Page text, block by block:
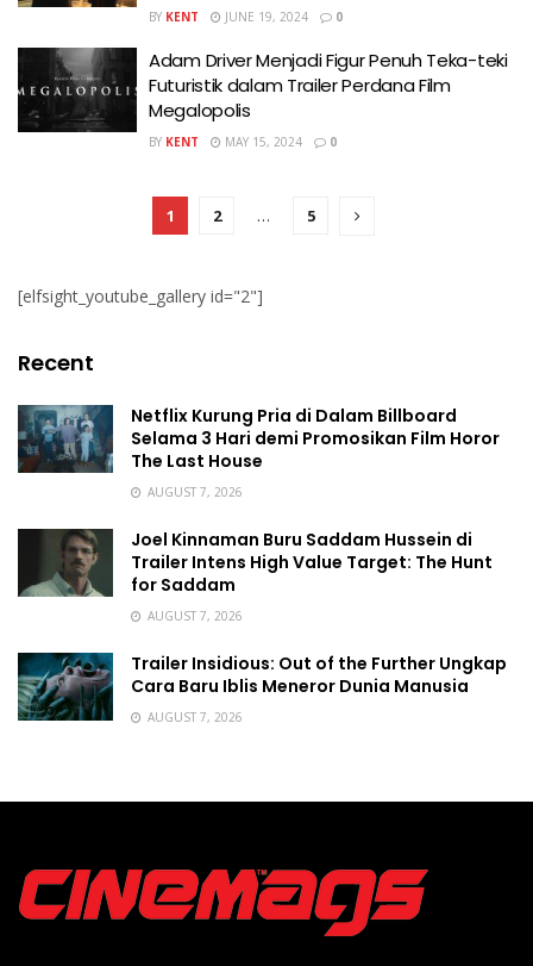
BY KENT JUNE 19, 2024 0
Adam Driver Menjadi Figur Penuh Teka-teki
Futuristik dalam Trailer Perdana Film
Megalopolis
BY KENT MAY 15, 2024 0
1 2 … 5
[elfsight_youtube_gallery id="2"]
Recent
Netflix Kurung Pria di Dalam Billboard
Selama 3 Hari demi Promosikan Film Horor
The Last House
AUGUST 7, 2026
Joel Kinnaman Buru Saddam Hussein di
Trailer Intens High Value Target: The Hunt
for Saddam
AUGUST 7, 2026
Trailer Insidious: Out of the Further Ungkap
Cara Baru Iblis Meneror Dunia Manusia
AUGUST 7, 2026